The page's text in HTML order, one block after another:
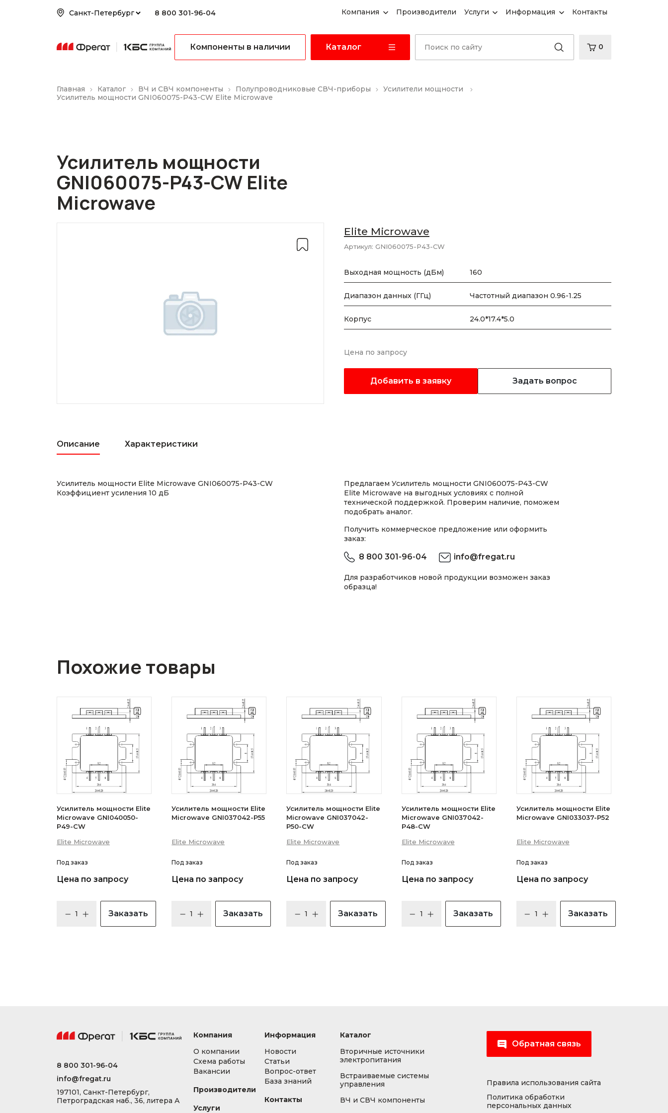
8 800 301-96-04 Компания Производители Услуги Информация Контакты
Компоненты в наличии Каталог 0
Главная Каталог ВЧ и СВЧ компоненты Полупроводниковые СВЧ-приборы
Усилители мощности
Усилитель мощности GNI060075-P43-CW Elite Microwave
Усилитель мощности
GNI060075-P43-CW Elite
Microwave
Elite Microwave
Артикул: GNI060075-P43-CW
Выходная мощность (дБм) 160
Диапазон данных (ГГц) Частотный диапазон 0.96-1.25
Корпус 24.0*17.4*5.0
Цена по запросу
Добавить в заявку Задать вопрос
Описание Характеристики
Усилитель мощности Elite Microwave GNI060075-P43-CW
Коэффициент усиления 10 дБ
Предлагаем Усилитель мощности GNI060075-P43-CW
Elite Microwave на выгодных условиях с полной
технической поддержкой. Проверим наличие, поможем
подобрать аналог.
Получить коммерческое предложение или оформить
заказ:
8 800 301-96-04 info@fregat.ru
Для разработчиков новой продукции возможен заказ
образца!
Похожие товары
Усилитель мощности Elite
Microwave GNI040050-
P49-CW
Elite Microwave
Под заказ
Цена по запросу
Заказать
Усилитель мощности Elite
Microwave GNI037042-P55
Elite Microwave
Под заказ
Цена по запросу
Заказать
Усилитель мощности Elite
Microwave GNI037042-
P50-CW
Elite Microwave
Под заказ
Цена по запросу
Заказать
Усилитель мощности Elite
Microwave GNI037042-
P48-CW
Elite Microwave
Под заказ
Цена по запросу
Заказать
Усилитель мощности Elite
Microwave GNI033037-P52
Elite Microwave
Под заказ
Цена по запросу
Заказать
8 800 301-96-04
info@fregat.ru
197101, Санкт-Петербург,
Петроградская наб., 36, литера А
Компания
О компании
Схема работы
Вакансии
Производители
Услуги
Информация
Новости
Статьи
Вопрос-ответ
База знаний
Контакты
Каталог
Вторичные источники
электропитания
Встраиваемые системы
управления
ВЧ и СВЧ компоненты
Обратная связь
Правила использования сайта
Политика обработки
персональных данных